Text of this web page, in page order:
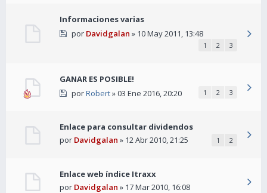
Informaciones varias
por Davidgalan » 10 May 2011, 13:48
1 2 3
GANAR ES POSIBLE!
porRobert» 03 Ene 2016, 20:20 1 2 3
Enlace para consultar dividendos
por Davidgalan » 12 Abr 2010, 21:25 1 2
Enlace web índice Itraxx
por Davidgalan » 17 Mar 2010, 16:08